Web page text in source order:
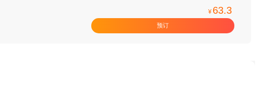
¥ 63.3
预订